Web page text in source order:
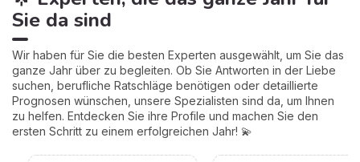
Sie da sind
Wir haben für Sie die besten Experten ausgewählt, um Sie das
ganze Jahr über zu begleiten. Ob Sie Antworten in der Liebe
suchen, berufliche Ratschläge benötigen oder detaillierte
Prognosen wünschen, unsere Spezialisten sind da, um Ihnen
zu helfen. Entdecken Sie ihre Profile und machen Sie den
ersten Schritt zu einem erfolgreichen Jahr! 💫